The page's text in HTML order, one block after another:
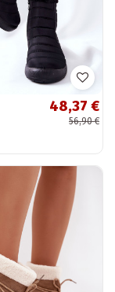
48,37 €
56,90 €